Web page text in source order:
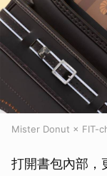
Mister Donut × FIT-
打開書包內部，